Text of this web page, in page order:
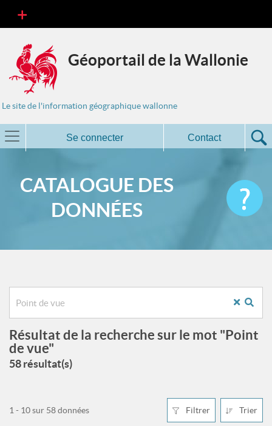
Géoportail de la Wallonie
Le site de l'information géographique wallonne
Se connecter Contact
CATALOGUE DES
DONNÉES
Résultat de la recherche sur le mot "Point
de vue"
58 résultat(s)
Filtrer Trier
1 - 10 sur 58 données